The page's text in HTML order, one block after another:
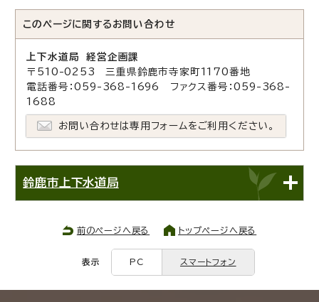
このページに関する お問い合わせ
上下水道局 経営企画課
〒510-0253 三重県鈴鹿市寺家町1170番地
電話番号：059-368-1696 ファクス番号：059-368-
1688
お問い合わせは専用フォームをご利用ください。
鈴鹿市上下水道局
前のページへ戻る トップページへ戻る
表示 PC スマートフォン